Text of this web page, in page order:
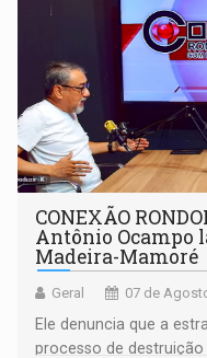
CONEXÃO
Antônio Ocampo
Madeira-Mamoré
Geral 07 de
Ele denuncia que a
processo de